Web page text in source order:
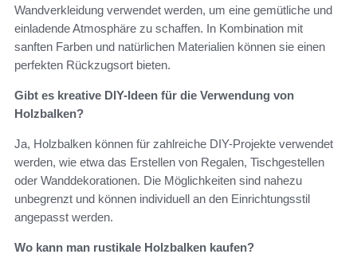
Wandverkleidung verwendet werden, um eine gemütliche und
einladende Atmosphäre zu schaffen. In Kombination mit
sanften Farben und natürlichen Materialien können sie einen
perfekten Rückzugsort bieten.
Gibt es kreative DIY-Ideen für die Verwendung von
Holzbalken?
Ja, Holzbalken können für zahlreiche DIY-Projekte verwendet
werden, wie etwa das Erstellen von Regalen, Tischgestellen
oder Wanddekorationen. Die Möglichkeiten sind nahezu
unbegrenzt und können individuell an den Einrichtungsstil
angepasst werden.
Wo kann man rustikale Holzbalken kaufen?